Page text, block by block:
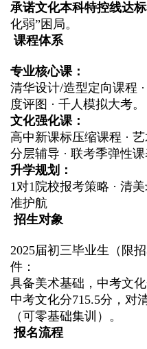
承诺文化本科特控线达
化弱” 困局。
课程体系
专业核心课：
清华设计/造型定向课程 ·
度评图 · 千人模拟大考。
文化强化课：
高中新课标压缩课程 ·
分层辅导 · 联考季弹性课
升学规划：
1对1 院校报考策略 · 清
准护航
招生对象
2025届初三毕业生（限招
件：
具备美术基础，中考文
中考文化分715.5分，对
（可零基础集训）。
报名流程